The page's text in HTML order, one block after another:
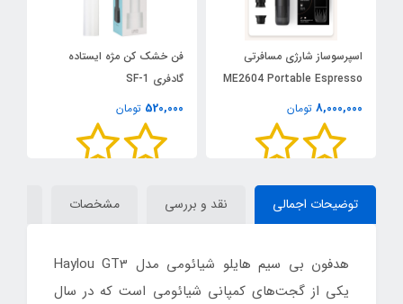
اسپرسوساز شارژی مسافرتی
ME2604 Portable Espresso
8,000,000 تومان
فن خشک کن مژه ایستاده
گادفری SF-1
520,000 تومان
توضیحات اجمالی نقد و بررسی مشخصات
هدفون بی سیم هایلو شیائومی مدل Haylou GT3
یکی از گجت‌های کمپانی شیائومی است که در سال